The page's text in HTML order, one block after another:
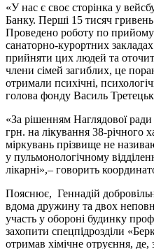
«У нас є своє сторінка у
Банку. Перші 15 тисяч
Проведено роботу по
санаторно-курортних
прийняти цих людей та
члени сімей загиблих, це
отримали психічні,
голова фонду Василь
«За рішенням Наглядової
грн. на лікування 38-річного
міркувань прізвище не
у пульмонологічному
лікарні»,– говорить
Пояснює, Геннадій
вдома дружину та двох
участь у обороні будинку
захопити спецпідрозділи
отримав хімічне отруєння,